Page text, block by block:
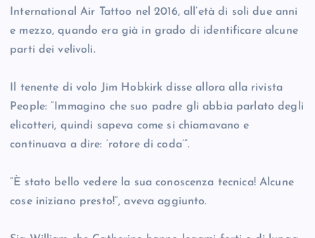
International Air Tattoo nel 2016, all’età di soli due anni
e mezzo, quando era già in grado di identificare alcune
parti dei velivoli.
Il tenente di volo Jim Hobkirk disse allora alla rivista
People: “Immagino che suo padre gli abbia parlato degli
elicotteri, quindi sapeva come si chiamavano e
continuava a dire: ‘rotore di coda’”.
“È stato bello vedere la sua conoscenza tecnica! Alcune
cose iniziano presto!”, aveva aggiunto.